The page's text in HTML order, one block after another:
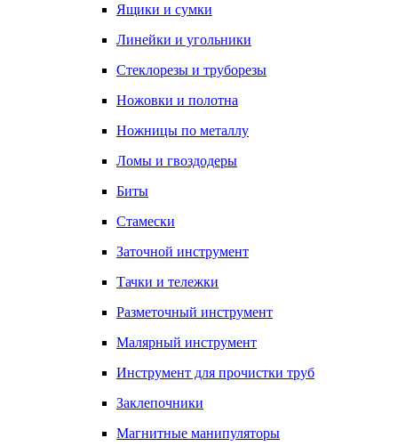
Ящики и сумки
Линейки и угольники
Стеклорезы и труборезы
Ножовки и полотна
Ножницы по металлу
Ломы и гвоздодеры
Биты
Стамески
Заточной инструмент
Тачки и тележки
Разметочный инструмент
Малярный инструмент
Инструмент для прочистки труб
Заклепочники
Магнитные манипуляторы